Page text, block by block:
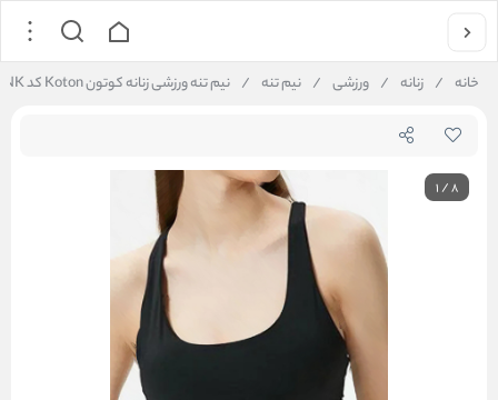
خانه / زنانه / ورزشی / نیم تنه / نیم تنه ورزشی زنانه کوتون Koton کد 4WAK30186NK
1/8